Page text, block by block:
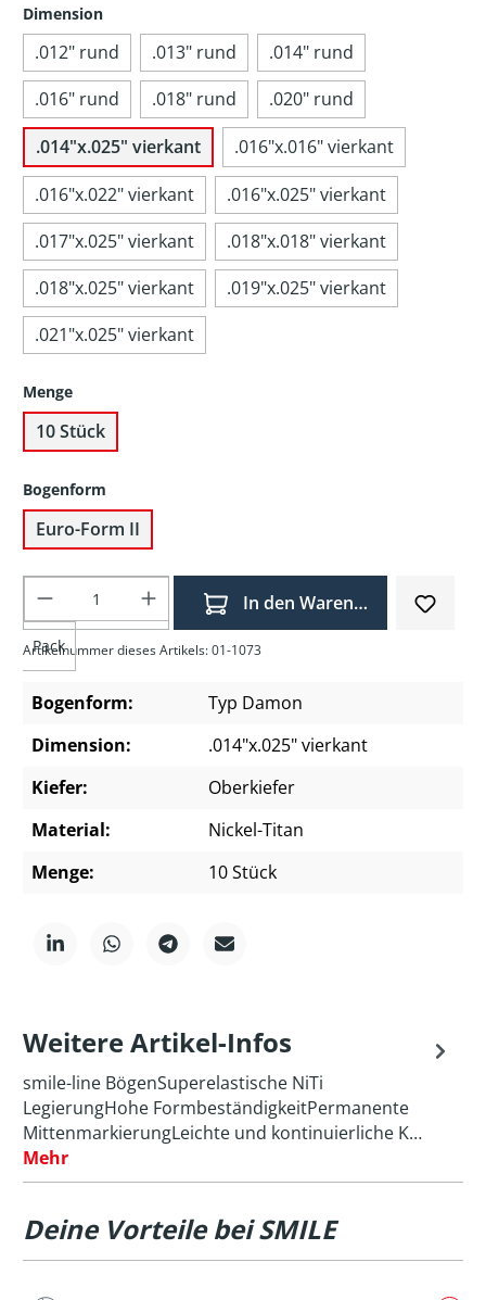
Dimension
.012" rund .013" rund
.014" rund
.016" rund
.018" rund
.020" rund
.014"x.025" vierkant
.016"x.016" vierkant
.016"x.022" vierkant
.016"x.025" vierkant
.017"x.025" vierkant
.018"x.018" vierkant
.018"x.025" vierkant
.019"x.025" vierkant
.021"x.025" vierkant
Menge
10 Stück
Bogenform
Euro-Form II
Produkt Anzahl: Gib den gewünschten
Pack
In den Warenkorb
Artikelnummer dieses Artikels: 01-1073
Bogenform:
Typ Damon
Dimension:
.014"x.025" vierkant
Kiefer:
Oberkiefer
Material:
Nickel-Titan
Menge:
10 Stück
Weitere Artikel-Infos
smile-line BögenSuperelastische NiTi
LegierungHohe FormbeständigkeitPermanente
MittenmarkierungLeichte und kontinuierliche K…
Mehr
Deine Vorteile bei SMILE